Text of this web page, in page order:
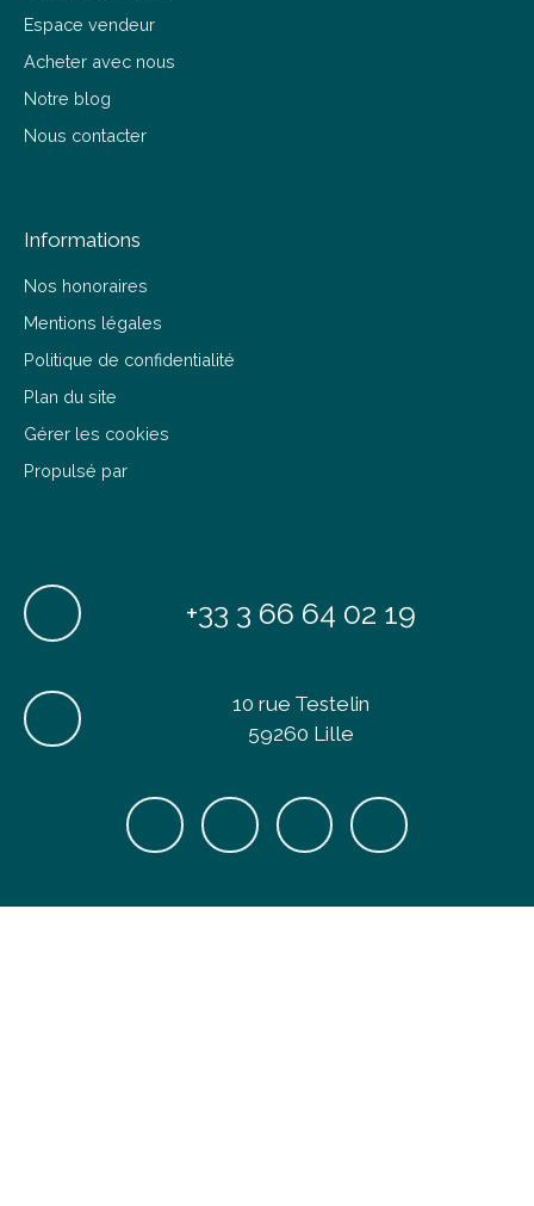
Espace vendeur
Acheter avec nous
Notre blog
Nous contacter
Informations
Nos honoraires
Mentions légales
Politique de confidentialité
Plan du site
Gérer les cookies
Propulsé par
+33 3 66 64 02 19
10 rue Testelin
59260 Lille